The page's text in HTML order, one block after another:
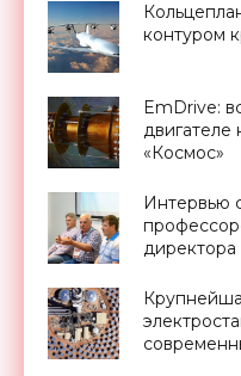
контуром
EmDrive:
двигателе
«Космос»
Интервью
МИФИ -